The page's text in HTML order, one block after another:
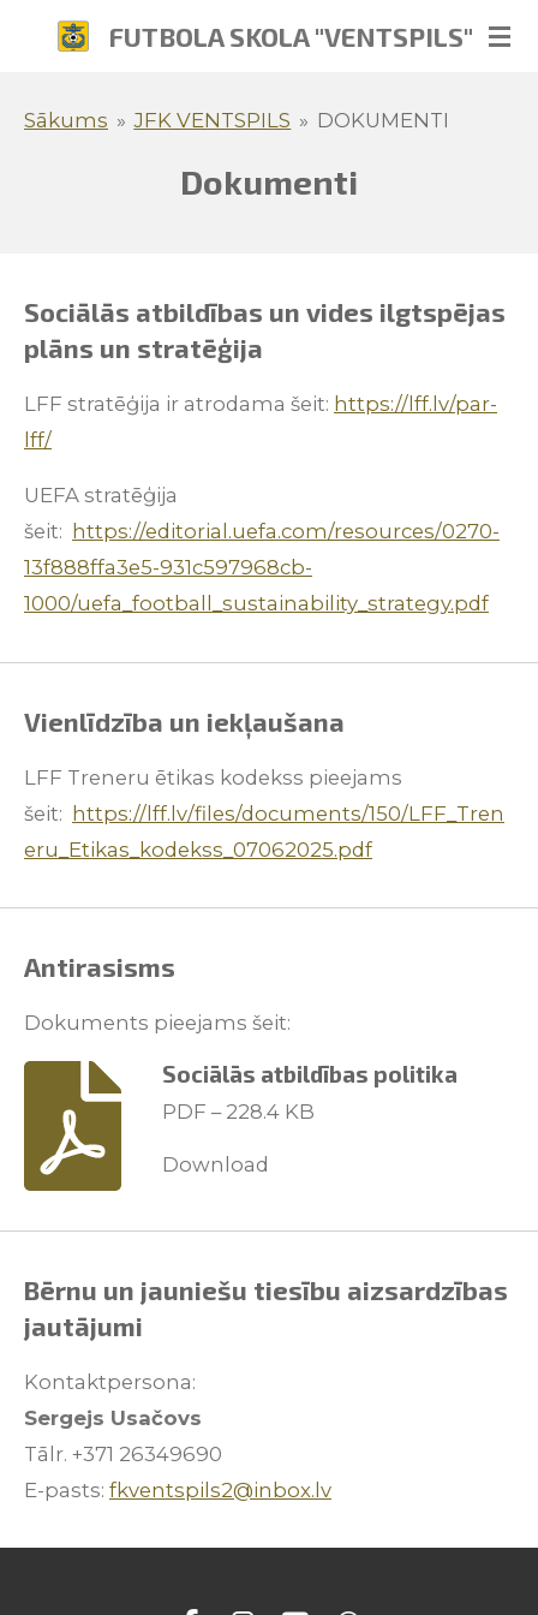
content
FUTBOLA SKOLA "VENTSPILS"
Sākums » JFK VENTSPILS » DOKUMENTI
Dokumenti
Sociālās atbildības un vides ilgtspējas
plāns un stratēģija
LFF stratēģija ir atrodama šeit: https://lff.lv/par-
lff/
UEFA stratēģija
šeit: https://editorial.uefa.com/resources/0270-
13f888ffa3e5-931c597968cb-
1000/uefa_football_sustainability_strategy.pdf
Vienlīdzība un iekļaušana
LFF Treneru ētikas kodekss pieejams
šeit: https://lff.lv/files/documents/150/LFF_Tren
eru_Etikas_kodekss_07062025.pdf
Antirasisms
Dokuments pieejams šeit:
Sociālās atbildības politika
PDF – 228.4 KB
Download
Bērnu un jauniešu tiesību aizsardzības
jautājumi
Kontaktpersona:
Sergejs Usačovs
Tālr. +371 26349690
E-pasts: fkventspils2@inbox.lv